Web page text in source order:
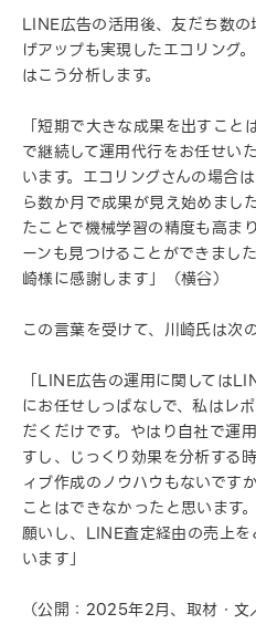
LINE広告の活用後、友だち数
げアップも実現したエコリング
はこう分析します。
「短期で大きな成果を出すこ
で継続して運用代行をお任せい
います。エコリングさんの場合
ら数か月で成果が見え始めまし
たことで機械学習の精度も高ま
ーンも見つけることができまし
崎様に感謝します」（横谷）
この言葉を受けて、川崎氏は次
「LINE広告の運用に関しては
にお任せしっぱなしで、私はレ
だくだけです。やはり自社で運
すし、じっくり効果を分析する
ィブ作成のノウハウもないです
ことはできなかったと思います
願いし、LINE査定経由の売上
います」
（公開：2025年2月、取材・文